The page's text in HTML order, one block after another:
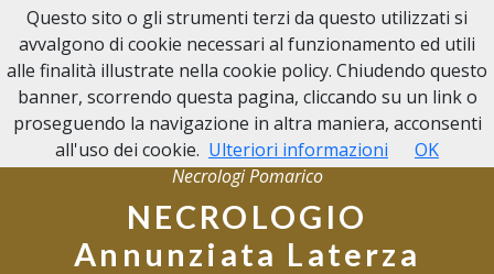
NECROLOGI POMARICO
Necrologi Pomarico
NECROLOGIO
Annunziata Laterza
Questo sito o gli strumenti terzi da questo utilizzati si
avvalgono di cookie necessari al funzionamento ed utili
alle finalità illustrate nella cookie policy. Chiudendo questo
banner, scorrendo questa pagina, cliccando su un link o
proseguendo la navigazione in altra maniera, acconsenti
all'uso dei cookie. Ulteriori informazioni OK